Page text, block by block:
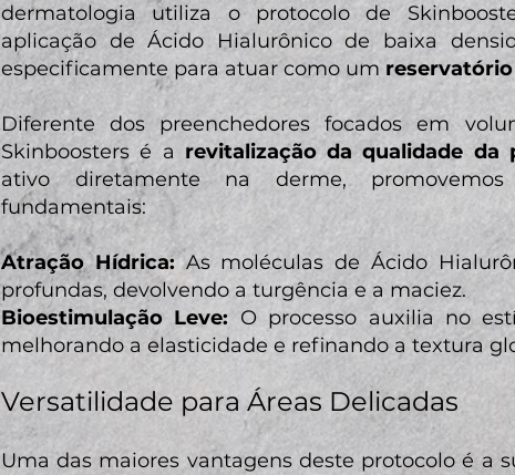
dermatologia utiliza o protocolo de
aplicação de Ácido Hialurônico de baixa
especificamente para atuar como um
Diferente dos preenchedores focados em
Skinboosters é a revitalização da qualidade da
ativo diretamente na derme,
fundamentais:
Atração Hídrica:As moléculas de Ácido
profundas, devolvendo a turgência e a maciez.
Bioestimulação Leve: O processo auxilia no
melhorando a elasticidade e refinando a textura
Versatilidade para Áreas Delicadas
Uma das maiores vantagens deste protocolo é a